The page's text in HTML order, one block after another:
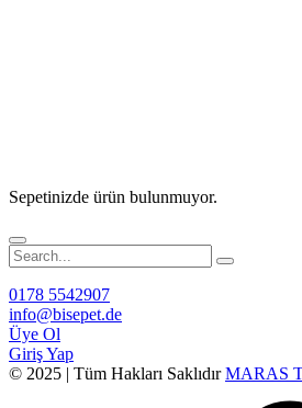
Sepetinizde ürün bulunmuyor.
0178 5542907
info@bisepet.de
Üye Ol
Giriş Yap
© 2025 | Tüm Hakları SaklıdırMARAS